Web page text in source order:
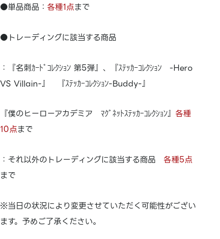
●単品商品： 各種1点まで
●トレーディングに該当する商品
：『名刺ｶｰﾄﾞｺﾚｸｼｮﾝ 第5弾』、『ｽﾃｯｶｰｺﾚｸｼｮﾝ -Hero
VS Villain-』 『ｽﾃｯｶｰｺﾚｸｼｮﾝ-Buddy-』
『僕のヒーローアカデミア ﾏｸﾞﾈｯﾄｽﾃｯｶｰｺﾚｸｼｮﾝ』 各種
10点まで
：それ以外のトレーディングに該当する商品 各種5点
まで
※当日の状況により変更させていただく可能性がござい
ます。予めご了承ください。